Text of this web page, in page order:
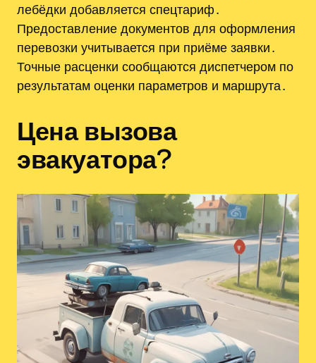
лебёдки добавляется спецтариф․
Предоставление документов для оформления
перевозки учитывается при приёме заявки․
Точные расценки сообщаются диспетчером по
результатам оценки параметров и маршрута․
Цена вызова
эвакуатора?